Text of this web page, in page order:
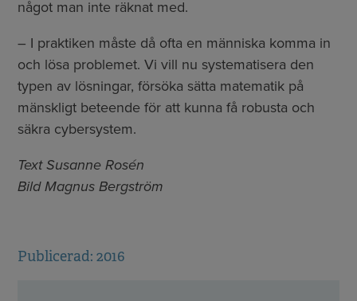
något man inte räknat med.
– I praktiken måste då ofta en människa komma in
och lösa problemet. Vi vill nu systematisera den
typen av lösningar, försöka sätta matematik på
mänskligt beteende för att kunna få robusta och
säkra cybersystem.
Text Susanne Rosén
Bild Magnus Bergström
Publicerad: 2016